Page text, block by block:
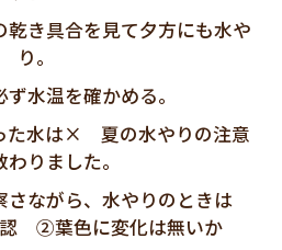
き具合を見て夕方にも水や
り。
水温を確かめる。
た水は× 夏の水やりの注意
わりました。
さながら、水やりのときは
②葉色に変化は無いか